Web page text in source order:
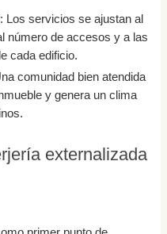
Los servicios se ajustan al
número de accesos y a las
cada edificio.
comunidad bien atendida
y genera un clima
externalizada